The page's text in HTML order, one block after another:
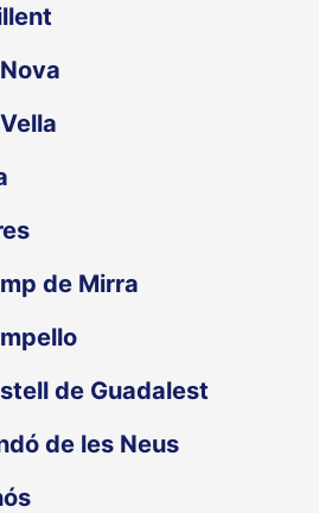
de Mirra
de Guadalest
de les Neus